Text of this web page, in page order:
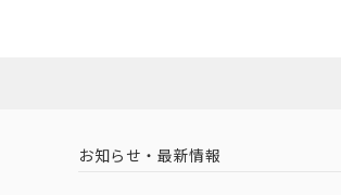
中国 RoHS 注意事項・凡例
お知らせ・最新情報